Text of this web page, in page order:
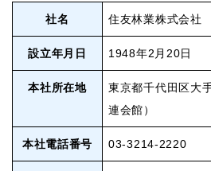
社名 住友林業株式会社
設立年月日 1948年2月20日
本社所在地
東京都千代田区大
連会館）
本社電話番号 03-3214-2220